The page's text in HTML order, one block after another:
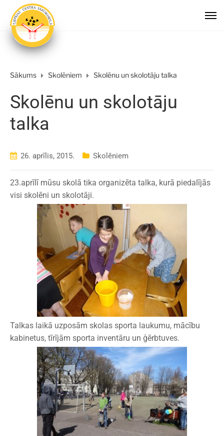
Sākums Skolēniem Skolēnu un skolotāju talka
Skolēnu un skolotāju
talka
26. aprīlis, 2015. Skolēniem
23.aprīlī mūsu skolā tika organizēta talka, kurā piedalījās
visi skolēni un skolotāji.
Talkas laikā uzposām skolas sporta laukumu, mācību
kabinetus, tīrījām sporta inventāru un ģērbtuves.